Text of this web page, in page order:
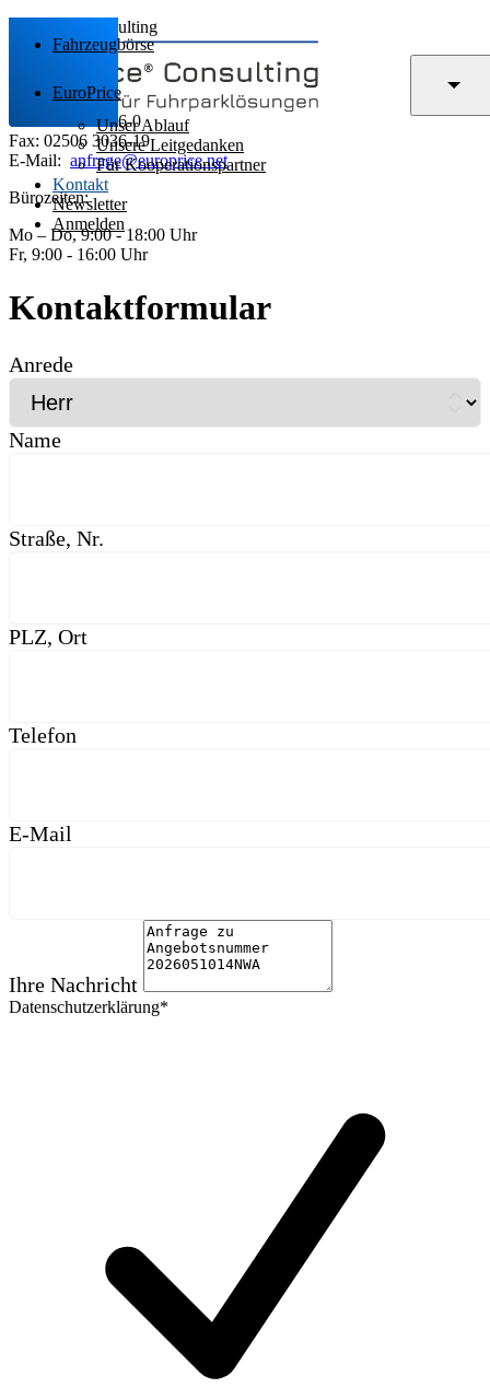
Fahrzeugbörse
EuroPrice
Unser Ablauf
Unsere Leitgedanken
Für Kooperationspartner
Kontakt
Newsletter
Anmelden
EuroPrice Consulting
48167 Münster
Tel.: 02506 3036-0
Fax: 02506 3036-19
E-Mail: anfrage@europrice.net
Bürozeiten:
Mo – Do, 9:00 - 18:00 Uhr
Fr, 9:00 - 16:00 Uhr
Kontaktformular
Anrede
Name
Straße, Nr.
PLZ, Ort
Telefon
E-Mail
Ihre Nachricht
Datenschutzerklärung*